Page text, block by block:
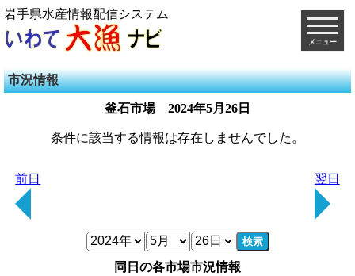
岩手県水産情報配信システム
メニュー
市況情報
釜石市場 2024年5月26日
条件に該当する情報は存在しませんでした。
前日 翌日
検索
同日の各市場市況情報